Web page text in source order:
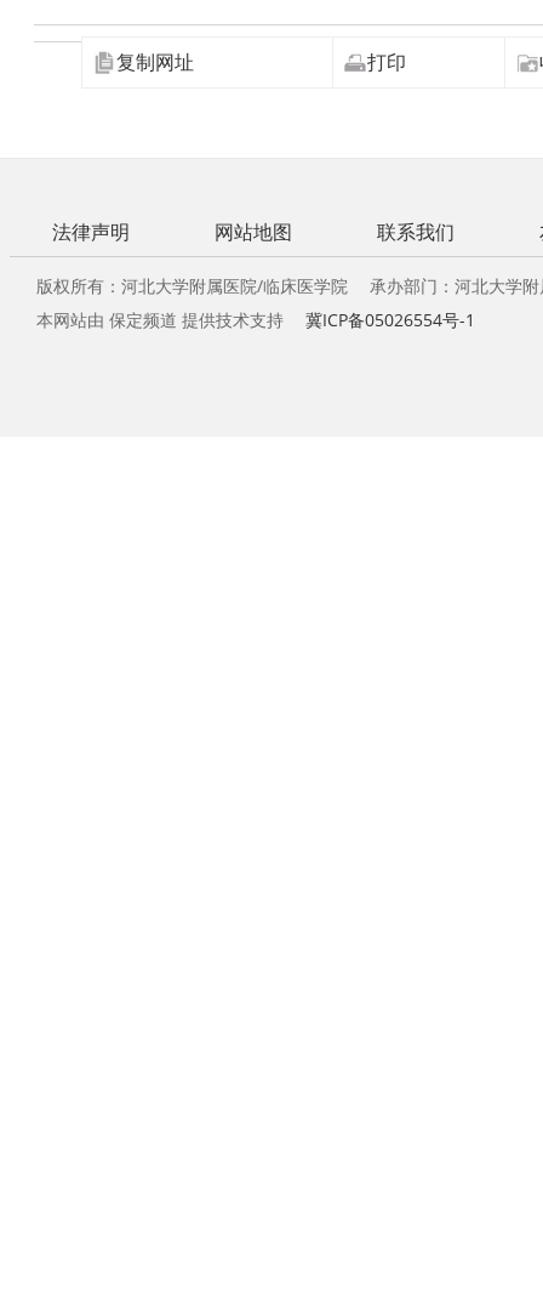
复制网址 打印
法律声明 网站地图 联系我们
版权所有：河北大学附属医院/临床医学院 承办部门：河北大学
本网站由 保定频道 提供技术支持 冀ICP备05026554号-1